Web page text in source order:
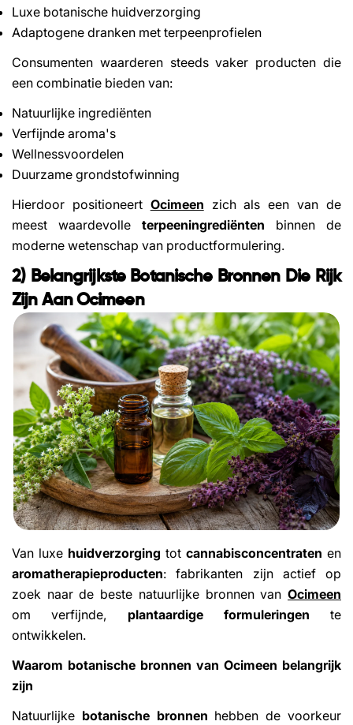
Luxe botanische huidverzorging
Adaptogene dranken met terpeenprofielen
Consumenten waarderen steeds vaker producten die
een combinatie bieden van:
Natuurlijke ingrediënten
Verfijnde aroma's
Wellnessvoordelen
Duurzame grondstofwinning
Hierdoor positioneert Ocimeen zich als een van de
meest waardevolle terpeeningrediënten binnen de
moderne wetenschap van productformulering.
2) Belangrijkste Botanische Bronnen Die Rijk
Zijn Aan Ocimeen
Van luxe huidverzorging tot cannabisconcentraten en
aromatherapieproducten: fabrikanten zijn actief op
zoek naar de beste natuurlijke bronnen van Ocimeen
om verfijnde, plantaardige formuleringen te
ontwikkelen.
Waarom botanische bronnen van Ocimeen belangrijk
zijn
Natuurlijke botanische bronnen hebben de voorkeur